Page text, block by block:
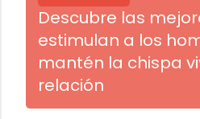
Descubre las
estimulan a los
mantén la chispa
relación